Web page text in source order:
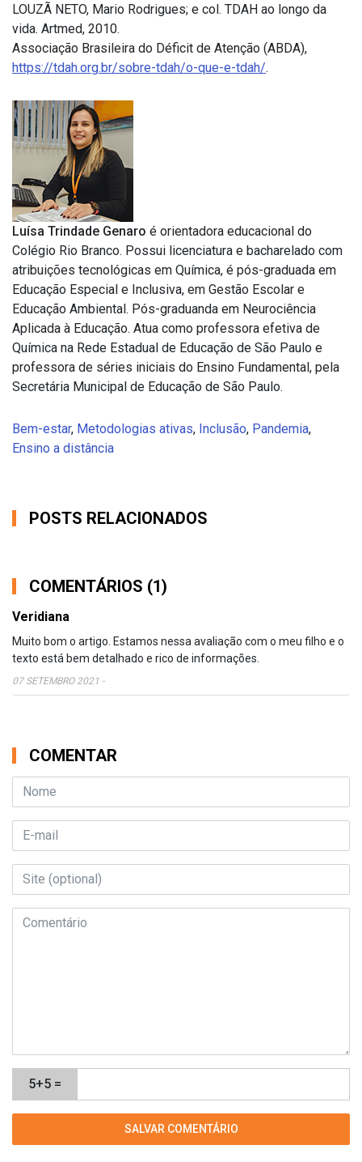
LOUZÃ NETO, Mario Rodrigues; e col. TDAH ao longo da
vida. Artmed, 2010.
Associação Brasileira do Déficit de Atenção (ABDA),
https://tdah.org.br/sobre-tdah/o-que-e-tdah/.
Luísa Trindade Genaro é orientadora educacional do
Colégio Rio Branco. Possui licenciatura e bacharelado com
atribuições tecnológicas em Química, é pós-graduada em
Educação Especial e Inclusiva, em Gestão Escolar e
Educação Ambiental. Pós-graduanda em Neurociência
Aplicada à Educação. Atua como professora efetiva de
Química na Rede Estadual de Educação de São Paulo e
professora de séries iniciais do Ensino Fundamental, pela
Secretária Municipal de Educação de São Paulo.
Bem-estar, Metodologias ativas, Inclusão, Pandemia,
Ensino a distância
POSTS RELACIONADOS
COMENTÁRIOS (1)
Veridiana
Muito bom o artigo. Estamos nessa avaliação com o meu filho e o
texto está bem detalhado e rico de informações.
07 SETEMBRO 2021 -
COMENTAR
5+5 =